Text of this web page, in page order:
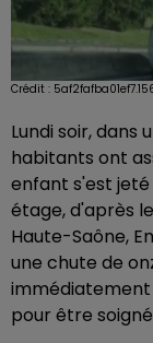
Crédit :
Lundi soir, dans
habitants ont
enfant s'est
étage, d'après
Haute-Saône,
une chute de
immédiatement
pour être